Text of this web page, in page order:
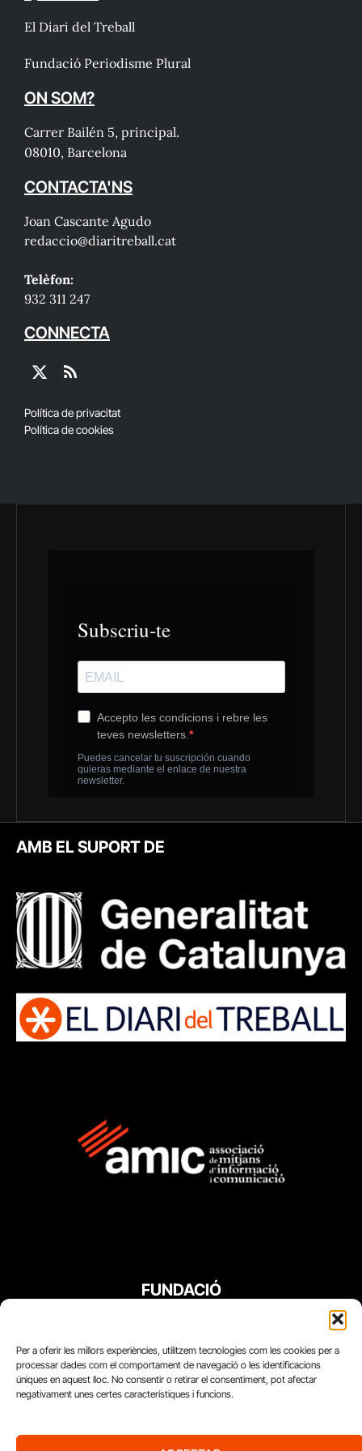
Per a oferir les millors experiències, utilitzem tecnologies com les cookies per a
processar dades com el comportament de navegació o les identificacions
úniques en aquest lloc. No consentir o retirar el consentiment, pot afectar
negativament unes certes característiques i funcions.
El Diari del Treball
Fundació Periodisme Plural
ON SOM?
Carrer Bailén 5, principal.
08010, Barcelona
CONTACTA'NS
Joan Cascante Agudo
redaccio@diaritreball.cat
Telèfon:
932 311 247
CONNECTA
X
RSS
Política de privacitat
Política de cookies
AMB EL SUPORT DE
FUNDACIÓ